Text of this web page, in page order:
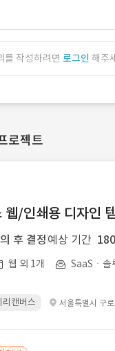
를 작성하려면 로그인 해주
로젝트
웹/인쇄용 디자인
후 결정 예상 기간
웹 외 1개 SaaSㆍ솔
리캔버스 서울특별시 구